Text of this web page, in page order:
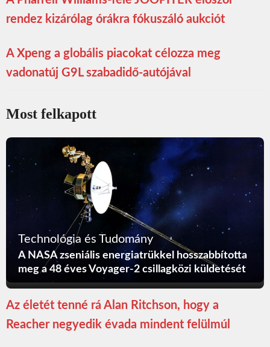
rendez kizárólag órákra fókuszáló aukciót
A Xpeng a globális piacokat célozza meg
vadonatúj G9L szabadidő-autójával
Most felkapott
Technológia és Tudomány
A NASA zseniális energiatrükkel hosszabbította
meg a 48 éves Voyager-2 csillagközi küldetését
Az életét tenné rá Alan Ritchson, hogy a
Reacher negyedik évada mindent felülmúl